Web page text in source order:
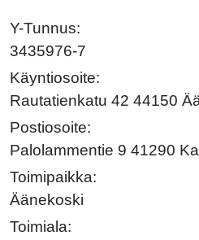
Y-Tunnus:
3435976-7
Käyntiosoite:
Rautatienkatu 42 44150
Postiosoite:
Palolammentie 9 41290
Toimipaikka:
Äänekoski
Toimiala: